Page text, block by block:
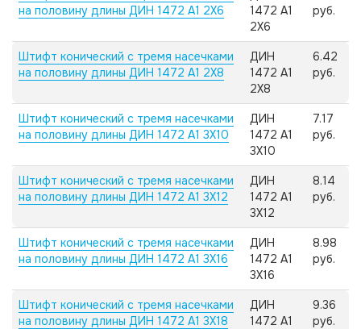
на половину длины ДИН 1472 А1 2X6
1472 А1
2X6
руб.
Штифт конический с тремя насечками
на половину длины ДИН 1472 А1 2X8
ДИН
1472 А1
2X8
6.42
руб.
Штифт конический с тремя насечками
на половину длины ДИН 1472 А1 3X10
ДИН
1472 А1
3X10
7.17
руб.
Штифт конический с тремя насечками
на половину длины ДИН 1472 А1 3X12
ДИН
1472 А1
3X12
8.14
руб.
Штифт конический с тремя насечками
на половину длины ДИН 1472 А1 3X16
ДИН
1472 А1
3X16
8.98
руб.
Штифт конический с тремя насечками
на половину длины ДИН 1472 А1 3X18
ДИН
1472 А1
9.36
руб.